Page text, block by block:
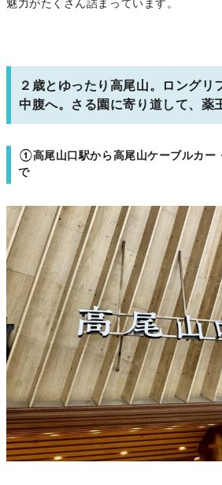
魅力がたくさん詰まっています。
２歳とゆったり高尾山。ロングリ
中腹へ。さる園に寄り道して、薬
①高尾山口駅から高尾山ケーブルカー
で